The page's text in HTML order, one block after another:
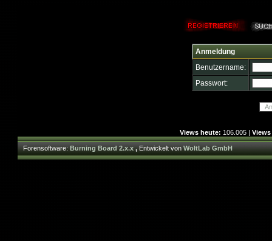
Anmeldung
Benutzername:
Passwort:
Views heute: 106.005 |
Forensoftware:Burning Board 2.x.x,Entwickelt vonWoltLab GmbH